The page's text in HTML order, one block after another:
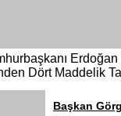
Dört Maddelik
Başkan